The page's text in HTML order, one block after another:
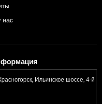
нас
Ильинское шоссе, 4-й